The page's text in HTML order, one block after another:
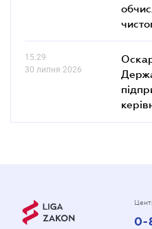
15.29
30 липня 2026
0-